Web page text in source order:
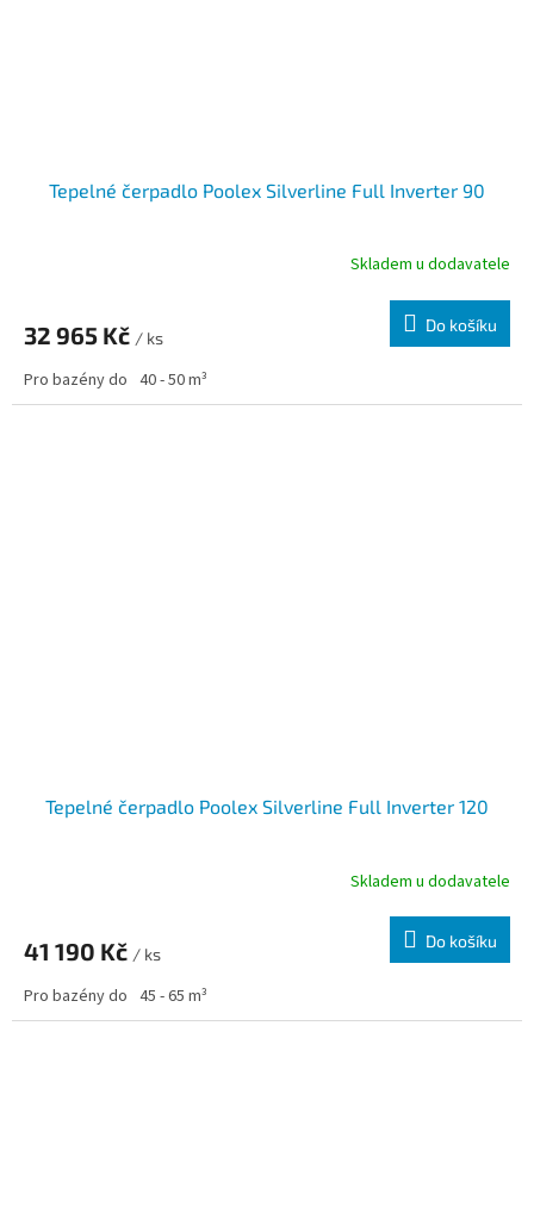
Tepelné čerpadlo Poolex Silverline Full Inverter 90
Skladem u dodavatele
32 965 Kč / ks
Do košíku
Pro bazény do 40 - 50 m³
Tepelné čerpadlo Poolex Silverline Full Inverter 120
Skladem u dodavatele
41 190 Kč / ks
Do košíku
Pro bazény do 45 - 65 m³